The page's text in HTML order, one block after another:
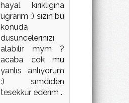
hayal kırıklıgına
ugrarım :) sızın bu
konuda
dusuncelerınızı
alabılır mym ?
acaba cok mu
yanlıs anlıyorum
:) sımdıden
tesekkur ederım .